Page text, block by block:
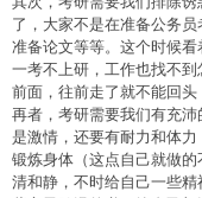
了，大家不是在准备公务
准备论文等等。这个时候
一考不上研，工作也找不
前面，往前走了就不能回头
再者，考研需要我们有充
是激情，还要有耐力和体
锻炼身体（这点自己就做
清和静，不时给自己一些